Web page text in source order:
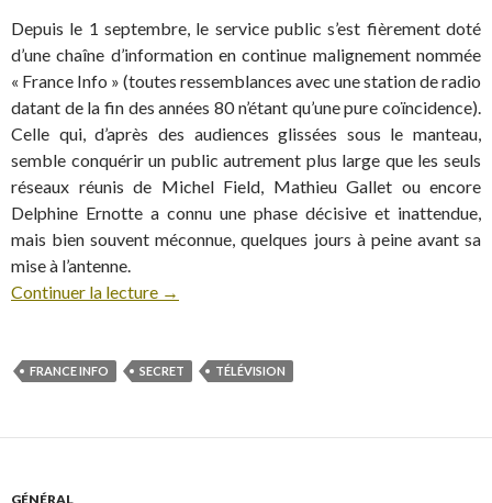
Depuis le 1 septembre, le service public s’est fièrement doté
d’une chaîne d’information en continue malignement nommée
« France Info » (toutes ressemblances avec une station de radio
datant de la fin des années 80 n’étant qu’une pure coïncidence).
Celle qui, d’après des audiences glissées sous le manteau,
semble conquérir un public autrement plus large que les seuls
réseaux réunis de Michel Field, Mathieu Gallet ou encore
Delphine Ernotte a connu une phase décisive et inattendue,
mais bien souvent méconnue, quelques jours à peine avant sa
mise à l’antenne.
Continuer la lecture →
FRANCE INFO SECRET TÉLÉVISION
GÉNÉRAL